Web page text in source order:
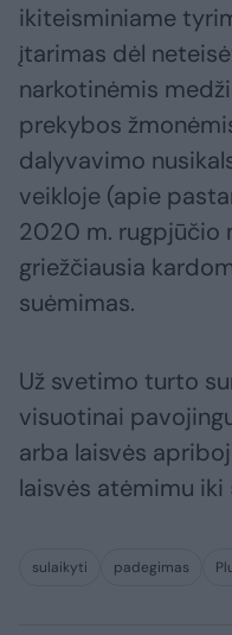
ikiteisminiame
įtarimas dėl
narkotinėmis
prekybos
dalyvavimo
veikloje (apie
2020 m. rugpjūčio
griežčiausia
suėmimas.
Už svetimo turto
visuotinai
arba laisvės
laisvės atėmimu iki
sulaikyti padegimas